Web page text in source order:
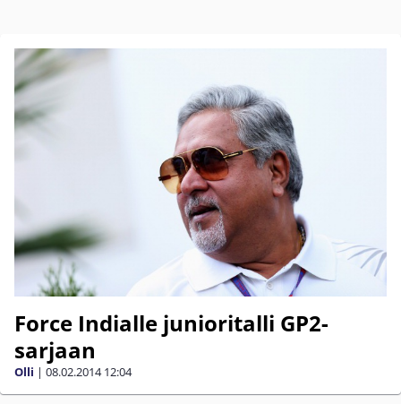
Force Indialle junioritalli GP2-
sarjaan
Olli | 08.02.2014 12:04